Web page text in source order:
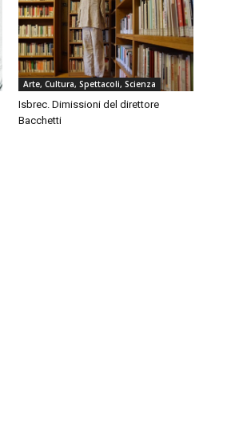
Arte, Cultura, Spettacoli, Scienza
Isbrec. Dimissioni del direttore
Bacchetti